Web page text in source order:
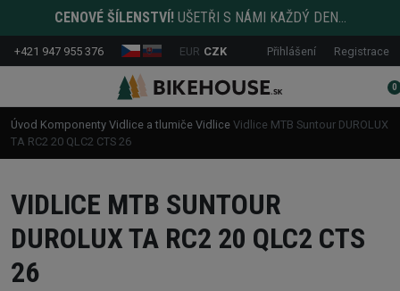
CENOVÉ ŠÍLENSTVÍ! UŠETŘI S NÁMI KAŽDÝ DEN...
+421 947 955 376 EUR CZK Přihlášení Registrace
0
Úvod Komponenty Vidlice a tlumiče Vidlice Vidlice MTB Suntour DUROLUX
TA RC2 20 QLC2 CTS 26
VIDLICE MTB SUNTOUR
DUROLUX TA RC2 20 QLC2 CTS
26